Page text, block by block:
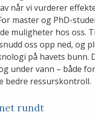
når vi vurderer
master og PhD-
muligheter hos oss.
oss opp ned, og
på havets bunn.
under vann – både
bedre ressurskontroll.
rundt